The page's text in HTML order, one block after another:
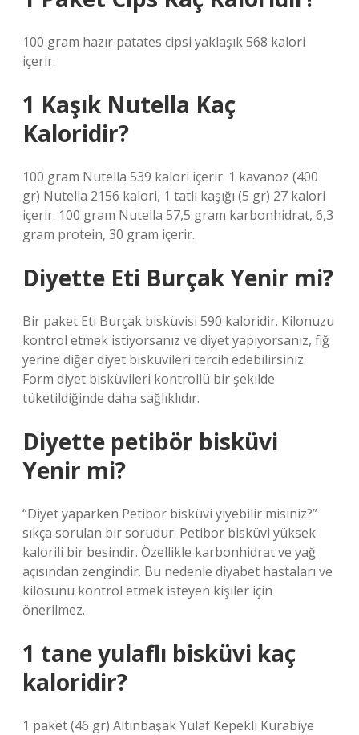
100 gram hazır patates cipsi yaklaşık 568 kalori
içerir.
1 Kaşık Nutella Kaç
Kaloridir?
100 gram Nutella 539 kalori içerir. 1 kavanoz (400
gr) Nutella 2156 kalori, 1 tatlı kaşığı (5 gr) 27 kalori
içerir. 100 gram Nutella 57,5 ​​gram karbonhidrat, 6,3
gram protein, 30 gram içerir.
Diyette Eti Burçak Yenir mi?
Bir paket Eti Burçak bisküvisi 590 kaloridir. Kilonuzu
kontrol etmek istiyorsanız ve diyet yapıyorsanız, fiğ
yerine diğer diyet bisküvileri tercih edebilirsiniz.
Form diyet bisküvileri kontrollü bir şekilde
tüketildiğinde daha sağlıklıdır.
Diyette petibör bisküvi
Yenir mi?
“Diyet yaparken Petibor bisküvi yiyebilir misiniz?”
sıkça sorulan bir sorudur. Petibor bisküvi yüksek
kalorili bir besindir. Özellikle karbonhidrat ve yağ
açısından zengindir. Bu nedenle diyabet hastaları ve
kilosunu kontrol etmek isteyen kişiler için
önerilmez.
1 tane yulaflı bisküvi kaç
kaloridir?
1 paket (46 gr) Altınbaşak Yulaf Kepekli Kurabiye